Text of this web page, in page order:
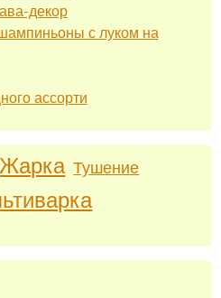
декор
с луком на
ассорти
Жарка Тушение